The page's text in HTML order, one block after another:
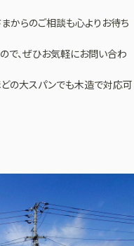
からのご相談も心よりお待ち
で、ぜひお気軽にお問い合わ
の大スパンでも木造で対応可